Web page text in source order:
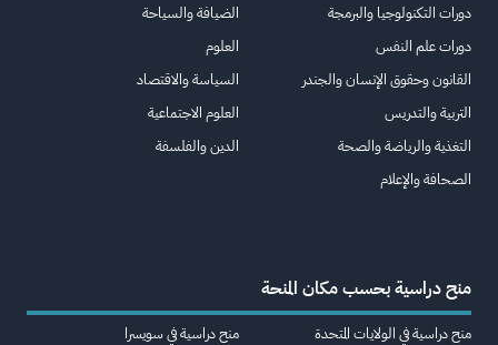
دورات التكنولوجيا والبرمجة
دورات علم النفس
القانون وحقوق الإنسان والجندر
التربية والتدريس
التغذية والرياضة والصحة
الصحافة والإعلام
الضيافة والسياحة
العلوم
السياسة والاقتصاد
العلوم الاجتماعية
الدين والفلسفة
منح دراسية بحسب مكان المنحة
منح دراسية في الولايات المتحدة
منح دراسية في سويسرا